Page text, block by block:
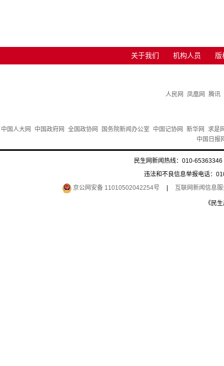
关于我们 机构人员 版
人民网 凤凰网 腾讯
中国人大网 中国政府网 全国政协网 国务院新闻办公室 中国记协网 新华网
求是
中国日报
民生网新闻热线：010-
违法和不良信息举报电话：
京公网安备 11010502042254号
互联网新闻信息
《民